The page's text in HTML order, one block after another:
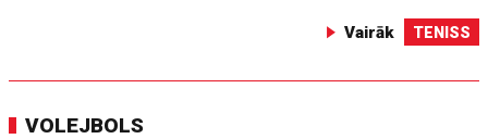
Vairāk TENISS
VOLEJBOLS